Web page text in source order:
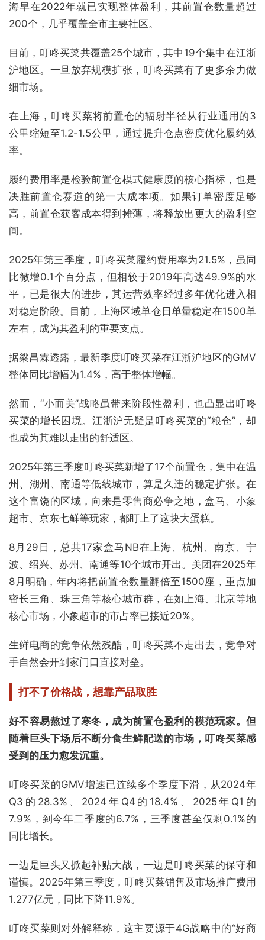
海早在2022年就已实现整体盈利，其前置仓数量超过
200个，几乎覆盖全市主要社区。
目前，叮咚买菜共覆盖25个城市，其中19个集中在江浙
沪地区。一旦放弃规模扩张，叮咚买菜有了更多余力做
细市场。
在上海，叮咚买菜将前置仓的辐射半径从行业通用的3
公里缩短至1.2-1.5公里，通过提升仓点密度优化履约效
率。
履约费用率是检验前置仓模式健康度的核心指标，也是
决胜前置仓赛道的第一大成本项。如果订单密度足够
高，前置仓获客成本得到摊薄，将释放出更大的盈利空
间。
2025年第三季度，叮咚买菜履约费用率为21.5%，虽同
比微增0.1个百分点，但相较于2019年高达49.9%的水
平，已是很大的进步，其运营效率经过多年优化进入相
对稳定阶段。目前，上海区域单仓日单量稳定在1500单
左右，成为其盈利的重要支点。
据梁昌霖透露，最新季度叮咚买菜在江浙沪地区的GMV
整体同比增幅为1.4%，高于整体增幅。
然而，“小而美”战略虽带来阶段性盈利，也凸显出叮咚
买菜的增长困境。江浙沪无疑是叮咚买菜的“粮仓”，却
也成为其难以走出的舒适区。
2025年第三季度叮咚买菜新增了17个前置仓，集中在温
州、湖州、南通等低线城市，算是久违的稳定扩张。在
这个富饶的区域，向来是零售商必争之地，盒马、小象
超市、京东七鲜等玩家，都盯上了这块大蛋糕。
8月29日，总共17家盒马NB在上海、杭州、南京、宁
波、绍兴、苏州、南通等10个城市开出。美团在2025年
8月明确，年内将把前置仓数量翻倍至1500座，重点加
密长三角、珠三角等核心城市群，在如上海、北京等地
核心市场，小象超市的市占率已接近20%。
生鲜电商的竞争依然残酷，叮咚买菜不走出去，竞争对
手自然会开到家门口直接对垒。
打不了价格战，想靠产品取胜
好不容易熬过了寒冬，成为前置仓盈利的模范玩家。但
随着 巨头下场后不断分食生鲜配送的市场，叮咚买菜感
受到的压力愈发沉重。
叮咚买菜的GMV增速已连续多个季度下滑，从2024年
Q3的28.3%、2024年Q4的18.4%、2025年Q1的
7.9%，到今年二季度的6.7%，三季度甚至仅剩0.1%的
同比增长。
一边是巨头又掀起补贴大战，一边是叮咚买菜的保守和
谨慎。2025年第三季度，叮咚买菜销售及市场推广费用
1.277亿元，同比下降11.9%。
叮咚买菜则对外解释称，这主要源于4G战略中的“好商